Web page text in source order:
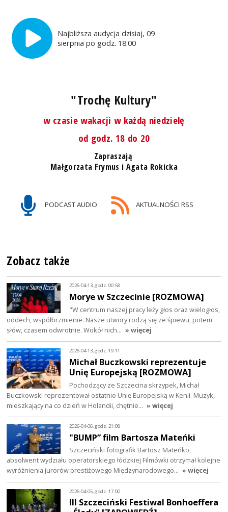
Najbliższa audycja dzisiaj, 09
sierpnia po godz. 18:00
"Trochę Kultury"
w czasie wakacji w każdą niedzielę
od godz. 18 do 20
Zapraszają
Małgorzata Frymus i Agata Rokicka
PODCAST AUDIO AKTUALNOŚCI RSS
Zobacz także
2026-04-13, godz. 00:58
Morye w Szczecinie [ROZMOWA]
"W centrum naszej pracy leży głos oraz wielogłos,
oddech, współbrzmienie. Nasze utwory rodzą się ze śpiewu, potem
słów, czasem odwrotnie. Wokół nich… » więcej
2026-04-13, godz. 19:11
Michał Buczkowski reprezentuje
Unię Europejską [ROZMOWA]
Pochodzący ze Szczecina skrzypek, Michał
Buczkowski reprezentował ostatnio Unię Europejską w Kenii. Muzyk,
mieszkający na co dzień w Holandii, chętnie… » więcej
2026-04-06, godz. 21:08
"BUMP” film Bartosza Mateńki
Szczeciński fotografik Bartosz Mateńko,
absolwent wydziału operatorskiego łódzkiej Filmówki otrzymał kolejne
wyróżnienia jurorów prestiżowego Międzynarodowego… » więcej
2026-04-05, godz. 17:00
III Szczeciński Festiwal Bonhoeffera